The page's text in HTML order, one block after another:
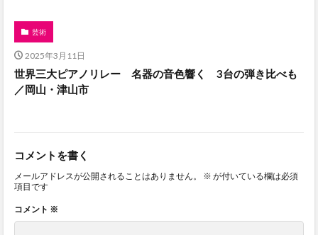
芸術
2025年3月11日
世界三大ピアノリレー 名器の音色響く 3台の弾き比べも
／岡山・津山市
コメントを書く
メールアドレスが公開されることはありません。 ※ が付いている欄は必須
項目です
コメント ※